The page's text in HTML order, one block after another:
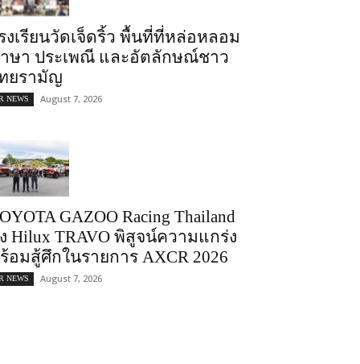
งเรียนวัดเจ็ดริ้ว พื้นที่ที่หล่อหลอม
ษา ประเพณี และอัตลักษณ์ชาว
ยรามัญ
NEWS August 7, 2026
GAZOO Racing Thailand
Hilux TRAVO พิสูจน์ความแกร่ง
อมสู้ศึกในรายการ AXCR 2026
NEWS August 7, 2026